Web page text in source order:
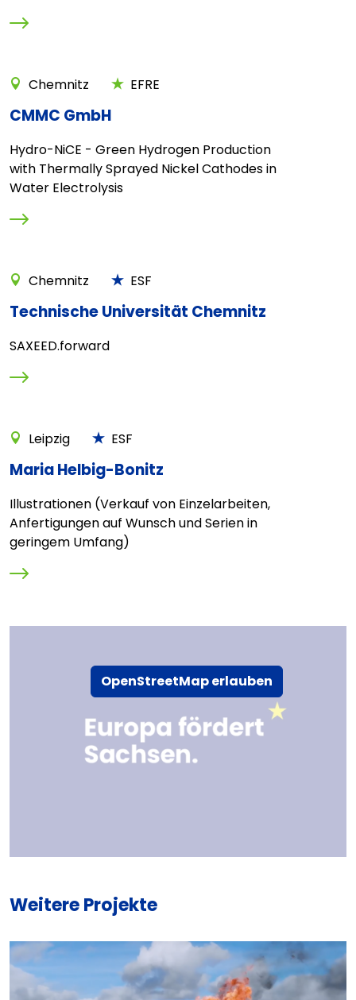
Chemnitz EFRE
CMMC GmbH
Hydro-NiCE - Green Hydrogen Production
with Thermally Sprayed Nickel Cathodes in
Water Electrolysis
Chemnitz ESF
Technische Universität Chemnitz
SAXEED.forward
Leipzig ESF
Maria Helbig-Bonitz
Illustrationen (Verkauf von Einzelarbeiten,
Anfertigungen auf Wunsch und Serien in
geringem Umfang)
OpenStreetMap erlauben
Weitere Projekte